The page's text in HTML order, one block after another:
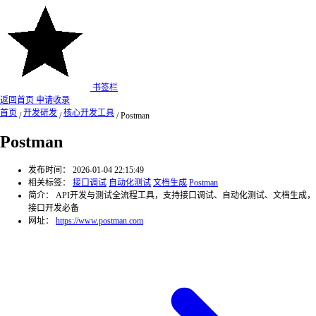
书签栏
返回首页 申请收录
首页 / 开发研发 / 核心开发工具 / Postman
Postman
发布时间：
2026-01-04 22:15:49
相关标签：
接口调试 自动化测试 文档生成 Postman
简介：
API开发与测试全流程工具，支持接口调试、自动化测试、文档生成，
接口开发必备
网址：
https://www.postman.com